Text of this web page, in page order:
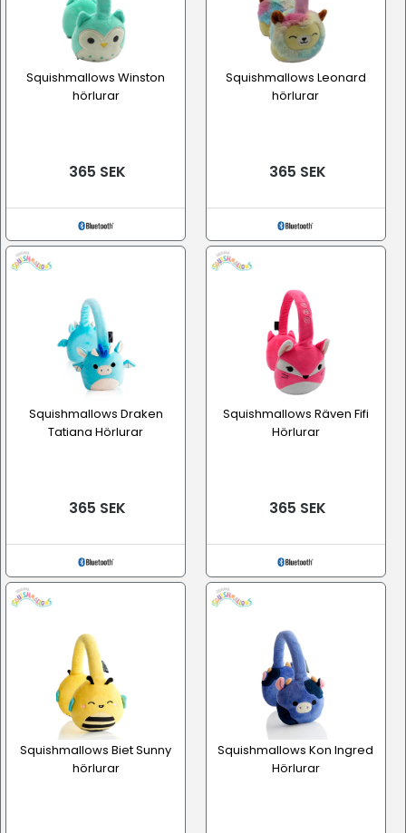
Squishmallows Winston
hörlurar
365 SEK
Squishmallows Leonard
hörlurar
365 SEK
Squishmallows Draken
Tatiana Hörlurar
365 SEK
Squishmallows Räven Fifi
Hörlurar
365 SEK
Squishmallows Biet Sunny
hörlurar
Squishmallows Kon Ingred
Hörlurar